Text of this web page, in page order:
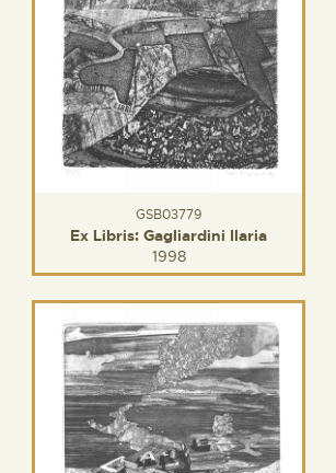
GSB03779
Ex Libris: Gagliardini Ilaria
1998